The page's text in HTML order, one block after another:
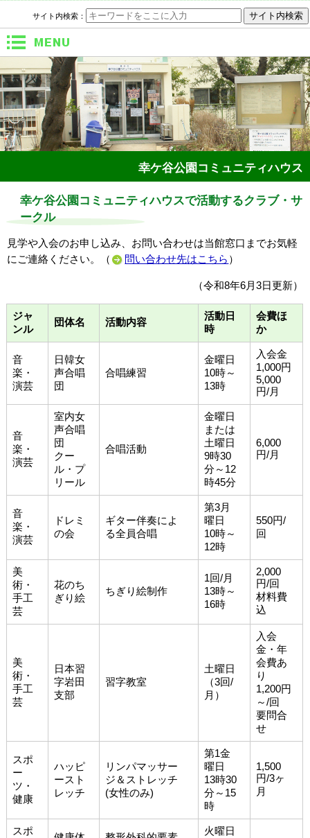
サイト内検索：
幸ケ谷公園コミュニティハウス
幸ケ谷公園コミュニティハウスで活動するクラブ・サ
ークル
見学や入会のお申し込み、お問い合わせは当館窓口までお気軽
にご連絡ください。（
問い合わせ先はこちら ）
（令和8年6月3日更新）
ジャ
ンル
団体名 活動内容
活動日
時
会費ほ
か
音
楽・
演芸
日韓女
声合唱
団
合唱練習
金曜日
10時～
13時
入会金
1,000円
5,000
円/月
音
楽・
演芸
室内女
声合唱
団
クー
ル・プ
リール
合唱活動
金曜日
または
土曜日
9時30
分～12
時45分
6,000
円/月
音
楽・
演芸
ドレミ
の会
ギター伴奏によ
る全員合唱
第3月
曜日
10時～
12時
550円/
回
美
術・
手工
芸
花のち
ぎり絵
ちぎり絵制作
1回/月
13時～
16時
2,000
円/回
材料費
込
美
術・
手工
芸
日本習
字岩田
支部
習字教室
土曜日
（3回/
月）
入会
金・年
会費あ
り
1,200円
～/回
要問合
せ
スポ
ー
ツ・
健康
ハッピ
ースト
レッチ
リンパマッサー
ジ＆ストレッチ
(女性のみ)
第1金
曜日
13時30
分～15
時
1,500
円/3ヶ
月
スポ
火曜日